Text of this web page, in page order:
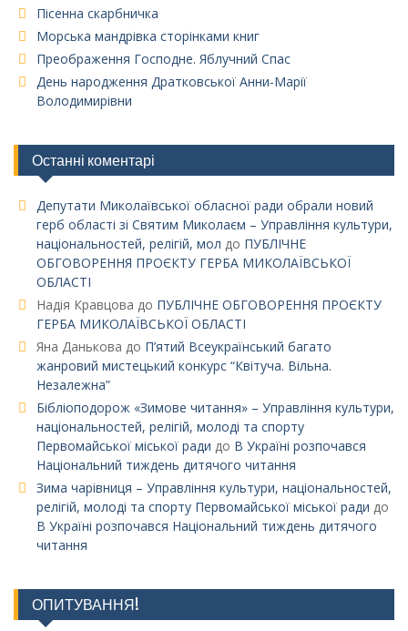
Пісенна скарбничка
Морська мандрівка сторінками книг
Преображення Господне. Яблучний Спас
День народження Дратковської Анни-Марії
Володимирівни
Останні коментарі
Депутати Миколаївської обласної ради обрали новий
герб області зі Святим Миколаєм – Управління культури,
національностей, релігій, мол до ПУБЛІЧНЕ
ОБГОВОРЕННЯ ПРОЄКТУ ГЕРБА МИКОЛАЇВСЬКОЇ
ОБЛАСТІ
Надія Кравцова до ПУБЛІЧНЕ ОБГОВОРЕННЯ ПРОЄКТУ
ГЕРБА МИКОЛАЇВСЬКОЇ ОБЛАСТІ
Яна Данькова до П’ятий Всеукраїнський багато
жанровий мистецький конкурс “Квітуча. Вільна.
Незалежна”
Бібліоподорож «Зимове читання» – Управління культури,
національностей, релігій, молоді та спорту
Первомайської міської ради до В Україні розпочався
Національний тиждень дитячого читання
Зима чарівниця – Управління культури, національностей,
релігій, молоді та спорту Первомайської міської ради до
В Україні розпочався Національний тиждень дитячого
читання
ОПИТУВАННЯ!